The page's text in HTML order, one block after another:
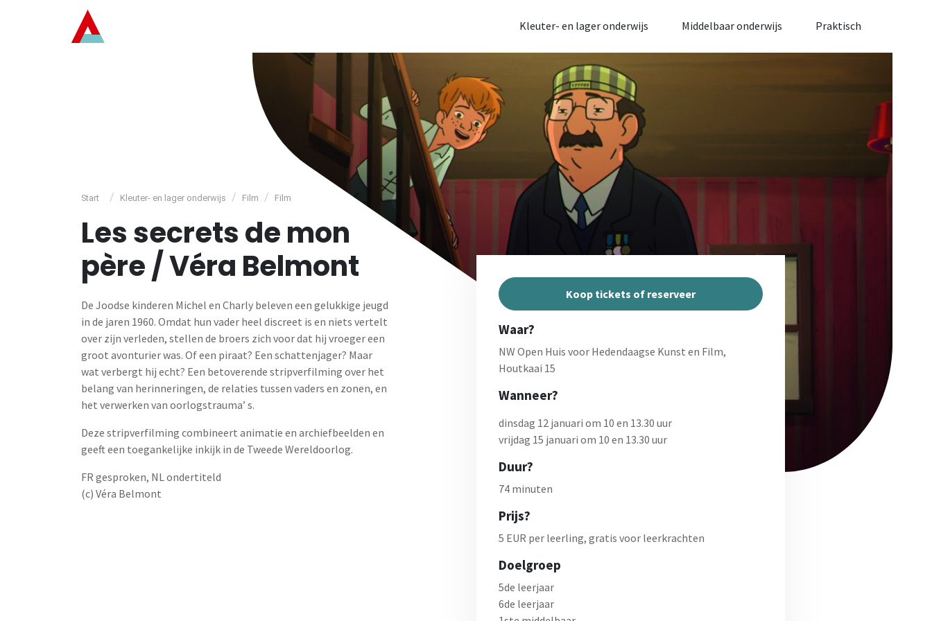
Kleuter- en lager onderwijs Middelbaar onderwijs Praktisch
Start / Kleuter- en lager onderwijs / Film / Film
Les secrets de mon
père / Véra Belmont
De Joodse kinderen Michel en Charly beleven een gelukkige jeugd
in de jaren 1960. Omdat hun vader heel discreet is en niets vertelt
over zijn verleden, stellen de broers zich voor dat hij vroeger een
groot avonturier was. Of een piraat? Een schattenjager? Maar
wat verbergt hij echt? Een betoverende stripverfilming over het
belang van herinneringen, de relaties tussen vaders en zonen, en
het verwerken van oorlogstrauma’ s.
Deze stripverfilming combineert animatie en archiefbeelden en
geeft een toegankelijke inkijk in de Tweede Wereldoorlog.
FR gesproken, NL ondertiteld
(c) Véra Belmont
Koop tickets of reserveer
Waar?
NW Open Huis voor Hedendaagse Kunst en Film,
Houtkaai 15
Wanneer?
dinsdag 12 januari om 10 en 13.30 uur
vrijdag 15 januari om 10 en 13.30 uur
Duur?
74 minuten
Prijs?
5 EUR per leerling, gratis voor leerkrachten
Doelgroep
5de leerjaar
6de leerjaar